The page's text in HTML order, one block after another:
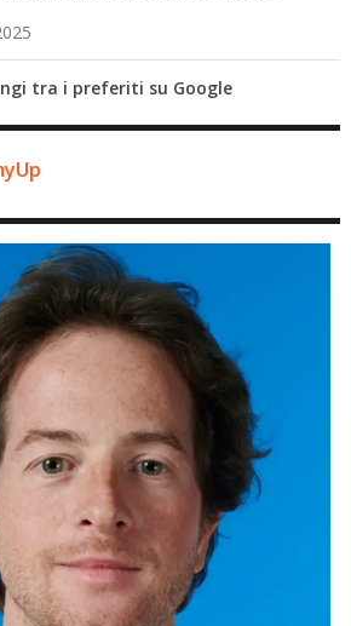
tra i preferiti su Google